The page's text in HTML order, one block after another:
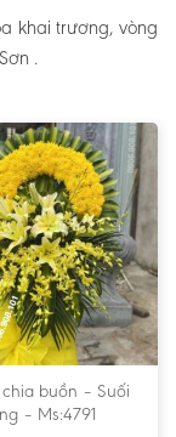
khai trương, vòng
.
buồn – Suối
– Ms:4791